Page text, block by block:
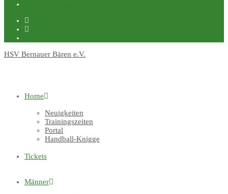
HSV Bernauer Bären e.V.
Home
Neuigkeiten
Trainingszeiten
Portal
Handball-Knigge
Tickets
Männer